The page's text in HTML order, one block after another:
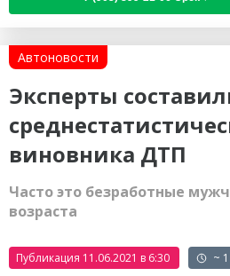
Автоновости
Эксперты
виновника ДТП
Часто это безработные
возраста
Публикация 11.06.2021 в 6:30 ~